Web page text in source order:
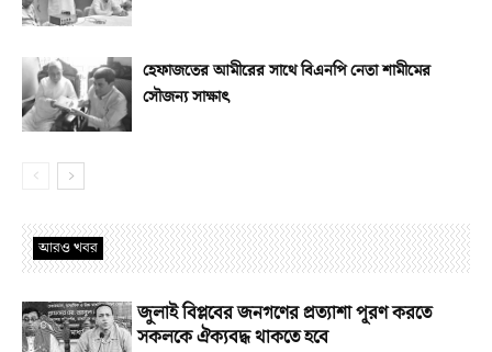
হেফাজতের আমীরের সাথে বিএনপি নেতা শামীমের
সৌজন্য সাক্ষাৎ
আরও খবর
জুলাই বিপ্লবের জনগণের প্রত্যাশা পূরণ করতে
সকলকে ঐক্যবদ্ধ থাকতে হবে